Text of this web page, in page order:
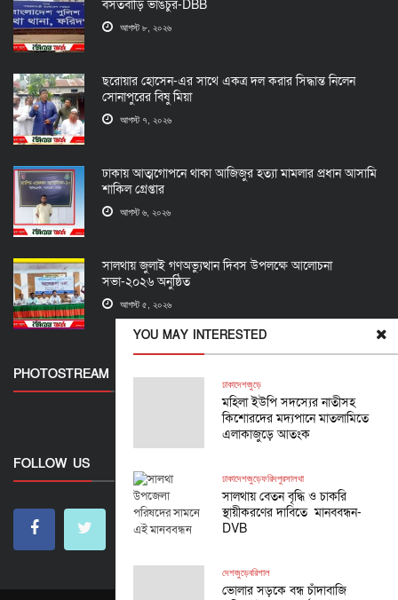
YOU MAY INTERESTED
ঢাকাদেশজুড়ে
মহিলা ইউপি সদস্যের নাতীসহ
কিশোরদের মদ্যপানে মাতলামিতে
এলাকাজুড়ে আতংক
ঢাকাদেশজুড়েফরিদপুরসালথা
সালথায় বেতন বৃদ্ধি ও চাকরি
স্থায়ীকরণের দাবিতে মানববন্ধন-
DVB
দেশজুড়েবরিশাল
ভোলার সড়কে বন্ধ চাঁদাবাজি
বসতবাড়ি ভাঙচুর-DBB
আগস্ট ৮, ২০২৬
ছরোয়ার হোসেন-এর সাথে একত্র দল করার সিদ্ধান্ত নিলেন
সোনাপুরের বিষু মিয়া
আগস্ট ৭, ২০২৬
ঢাকায় আত্মগোপনে থাকা আজিজুর হত্যা মামলার প্রধান আসামি
শাকিল গ্রেপ্তার
আগস্ট ৬, ২০২৬
সালথায় জুলাই গণঅভ্যুত্থান দিবস উপলক্ষে আলোচনা
সভা-২০২৬ অনুষ্ঠিত
আগস্ট ৫, ২০২৬
PHOTOSTREAM
FOLLOW US